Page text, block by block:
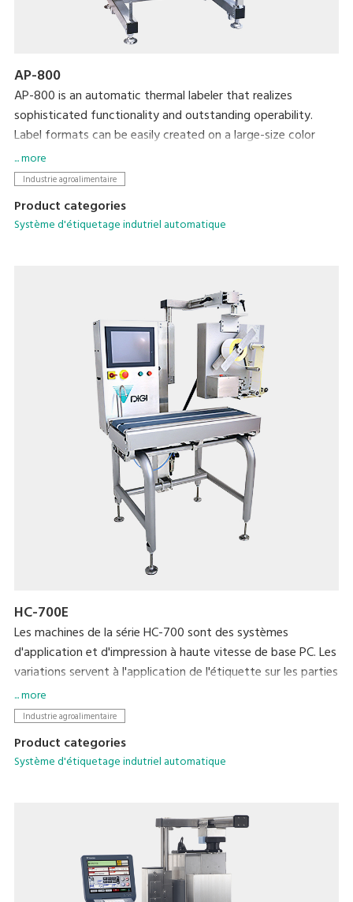
AP-800
AP-800 is an automatic thermal labeler that realizes
sophisticated functionality and outstanding operability.
Label formats can be easily created on a large-size color
display and then printed using simple operations. We
completely revamped the basic functionality to allow more
saving form factor.
... more
Industrie agroalimentaire
Product categories
Système d'étiquetage indutriel automatique
HC-700E
Les machines de la série HC-700 sont des systèmes
d'application et d'impression à haute vitesse de base PC. Les
variations servent à l'application de l'étiquette sur les parties
basse et supérieure du produit.
La flexibilité de cette machine d base PC permet une
réseau.
Écran tactile couleur pour une programmation facile et
... more
Industrie agroalimentaire
Product categories
Système d'étiquetage indutriel automatique